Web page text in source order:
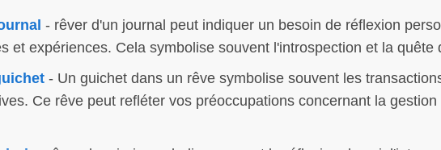
- rêver d'un journal peut indiquer un besoin de réflexion
et expériences. Cela symbolise souvent l'introspection et la quête
- Un guichet dans un rêve symbolise souvent les
Ce rêve peut refléter vos préoccupations concernant la